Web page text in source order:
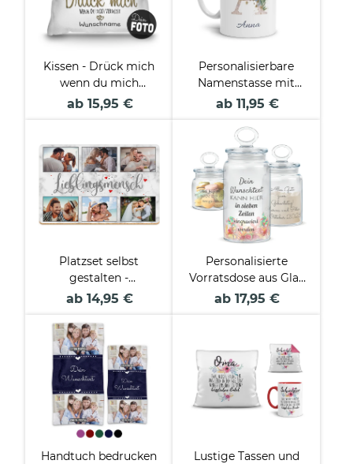
Kissen - Drück mich
wenn du mich
vermisst - mit Name
ab 15,95 €
Personalisierbare
Namenstasse mit
Blumenbuchstabe
ab 11,95 €
Platzset selbst
gestalten -
Lieblingsmensch mit
ab 14,95 €
Personalisierte
Vorratsdose aus Glas
mit Gravur - mit Text
ab 17,95 €
Handtuch bedrucken
Lustige Tassen und